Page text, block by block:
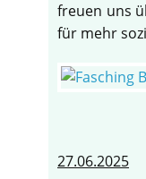
freuen uns
für mehr
27.06.2025